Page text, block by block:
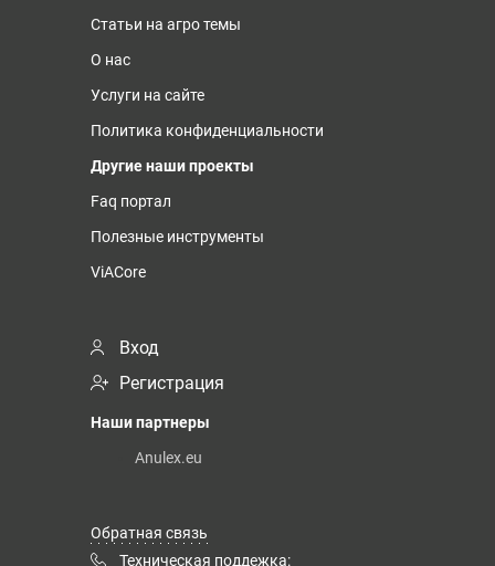
Статьи на агро темы
О нас
Услуги на сайте
Политика конфиденциальности
Другие наши проекты
Faq портал
Полезные инструменты
ViACore
Вход
Регистрация
Наши партнеры
Anulex.eu
Обратная связь
Техническая поддежка: